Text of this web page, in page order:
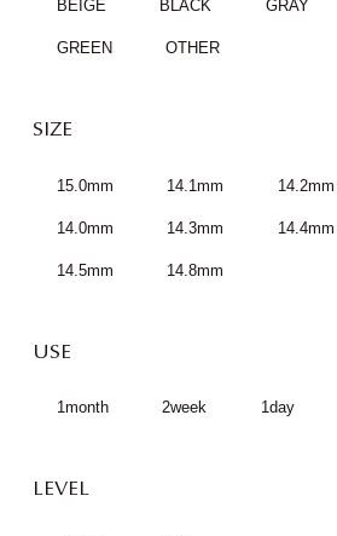
BEIGE BLACK GRAY
GREEN OTHER
SIZE
15.0mm 14.1mm 14.2mm
14.0mm 14.3mm 14.4mm
14.5mm 14.8mm
USE
1month 2week 1day
LEVEL